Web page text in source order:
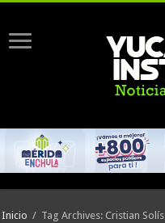
Inicio / Tag Archives: Cristian Solís